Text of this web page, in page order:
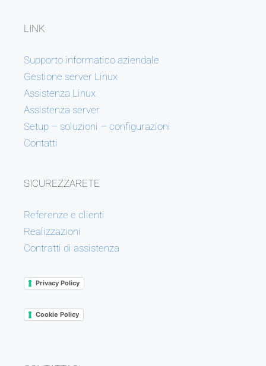
LINK
Supporto informatico aziendale
Gestione server Linux
Assistenza Linux
Assistenza server
Setup – soluzioni – configurazioni
Contatti
SICUREZZARETE
Referenze e clienti
Realizzazioni
Contratti di assistenza
Privacy Policy
Cookie Policy